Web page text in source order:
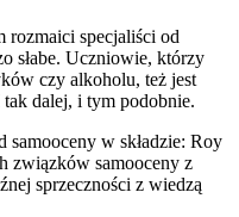
rozmaici specjaliści od
słabe. Uczniowie, którzy
czy alkoholu, też jest
dalej, i tym podobnie.
samooceny w składzie: Roy
związków samooceny z
sprzeczności z wiedzą